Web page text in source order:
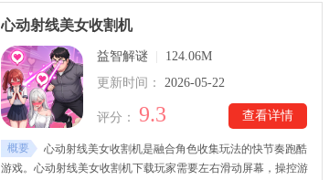
移动，也可以选择爆炸物、枪械、特殊能力以及自然灾害等多种
方式进行模拟破坏。还准备了众多场景环境供玩家体验，包括实
和视觉效果，玩家可以自由尝试各种破坏方案，享受随心所欲的
模拟挑战。
心动射线美女收割机
益智解谜
124.06M
更新时间：
2026-05-22
查看详情
评分： 9.3
概要
心动射线美女收割机是融合角色收集玩法的快节奏跑酷
游戏。心动射线美女收割机下载玩家需要左右滑动屏幕，操控游